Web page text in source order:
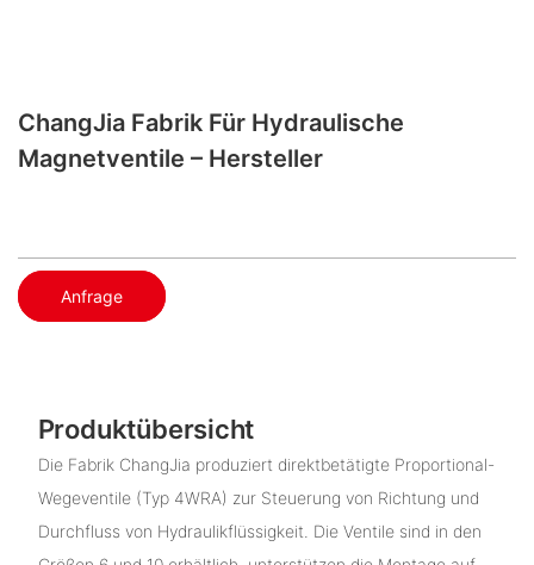
ChangJia Fabrik Für Hydraulische
Magnetventile – Hersteller
Anfrage
Produktübersicht
Die Fabrik ChangJia produziert direktbetätigte Proportional-
Wegeventile (Typ 4WRA) zur Steuerung von Richtung und
Durchfluss von Hydraulikflüssigkeit. Die Ventile sind in den